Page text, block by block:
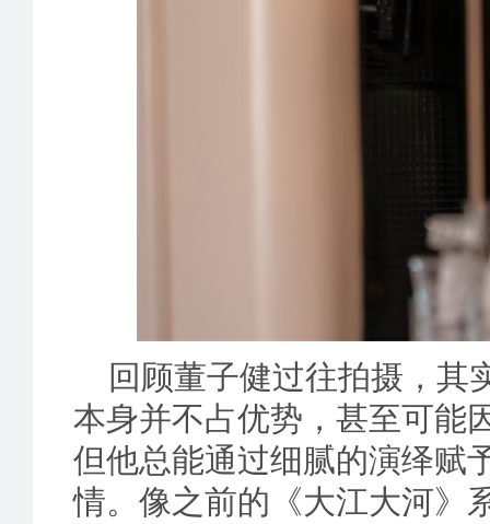
回顾董子健过往拍摄，其
本身并不占优势，甚至可能
但他总能通过细腻的演绎赋
情。像之前的《大江大河》